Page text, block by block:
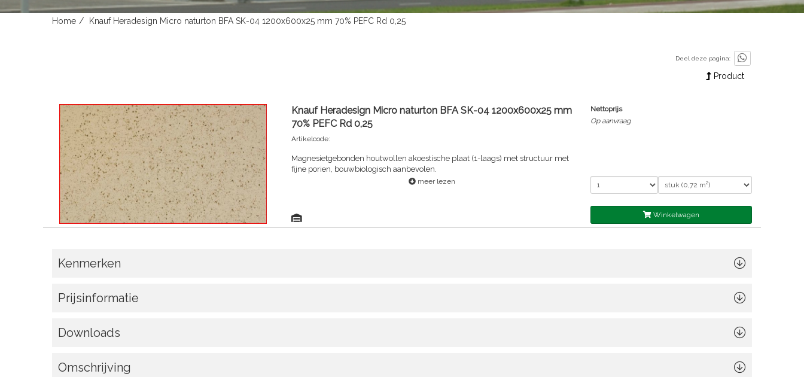
Home Knauf Heradesign Micro naturton BFA SK-04 1200x600x25 mm 70% PEFC Rd 0,25
Deel deze pagina:
Product
Knauf Heradesign Micro naturton BFA SK-04 1200x600x25 mm
70% PEFC Rd 0,25
Artikelcode:
Magnesietgebonden houtwollen akoestische plaat (1-laags) met structuur met
fijne porien, bouwbiologisch aanbevolen.
meer lezen
Nettoprijs
Op aanvraag
Winkelwagen
Kenmerken
Prijsinformatie
Downloads
Omschrijving